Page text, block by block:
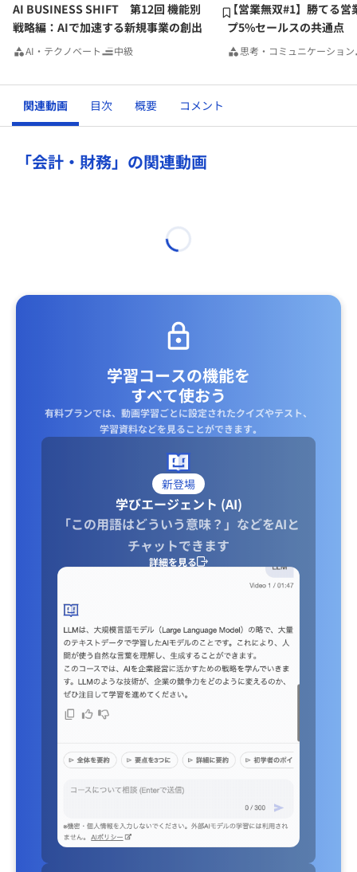
AI BUSINESS SHIFT 第12回 機能別
戦略編：AIで加速する新規事業の創出
AI・テクノベート 中級
【営業無双#1】勝てる営
プ5%セールスの共通点
思考・コミュニケーション
関連動画 目次 概要 コメント
「会計・財務」の関連動画
学習コースの機能を
すべて使おう
有料プランでは、動画学習ごとに設定されたクイズやテスト、
学習資料などを見ることができます｡
新登場
学びエージェント (AI)
「この用語はどういう意味？」などをAIと
チャットできます
詳細を見る